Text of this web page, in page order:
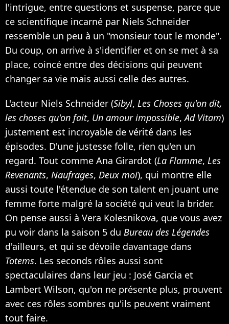
l'intrigue, entre questions et suspense, parce que
ce scientifique incarné par Niels Schneider
ressemble un peu à un "monsieur tout le monde".
Du coup, on arrive à s'identifier et on se met à sa
place, coincé entre des décisions qui peuvent
changer sa vie mais aussi celle des autres.
L'acteur Niels Schneider (Sibyl, Les Choses qu'on dit,
les choses qu'on fait, Un amour impossible,Ad Vitam)
justement est incroyable de vérité dans les
épisodes. D'une justesse folle, rien qu'en un
regard. Tout comme Ana Girardot (La Flamme, Les
Revenants, Naufrages, Deux moi), qui montre elle
aussi toute l'étendue de son talent en jouant une
femme forte malgré la société qui veut la brider.
On pense aussi à Vera Kolesnikova, que vous avez
pu voir dans la saison 5 du Bureau des Légendes
d'ailleurs, et qui se dévoile davantage dans
Totems. Les seconds rôles aussi sont
spectaculaires dans leur jeu : José Garcia et
Lambert Wilson, qu'on ne présente plus, prouvent
avec ces rôles sombres qu'ils peuvent vraiment
tout faire.